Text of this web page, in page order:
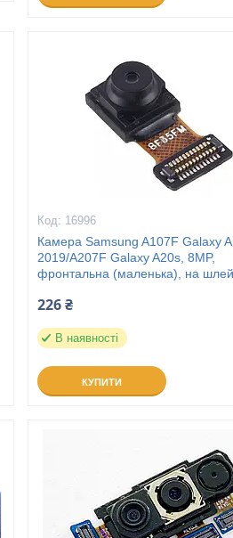
16996
Камера Samsung A107F Galaxy
2019/A207F Galaxy A20s, 8MP,
фронтальна (маленька), на
226 ₴
В наявності
КУПИТИ